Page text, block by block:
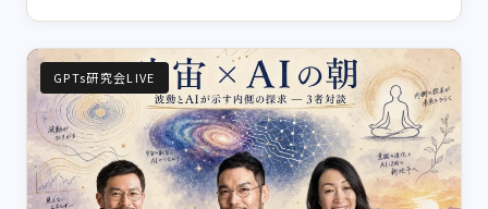
GPTs研究会LIVE